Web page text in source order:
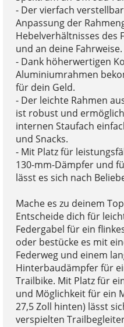
- Der vierfach
Anpassung der
Hebelverhältnisses des
und an deine Fahrweise.
- Dank höherwertigen
Aluminiumrahmen
für dein Geld.
- Der leichte Rahmen
ist robust und
internen Staufach
und Snacks.
- Mit Platz für
130-mm-Dämpfer und
lässt es sich nach
Mache es zu deinem
Entscheide dich für
Federgabel für ein
oder bestücke es mit
Federweg und einem
Hinterbaudämpfer für
Trailbike. Mit Platz für
und Möglichkeit für ein
27,5 Zoll hinten) lässt
verspielten